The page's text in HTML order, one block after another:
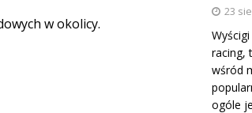
w okolicy.
23
racing,
wśród
ogóle